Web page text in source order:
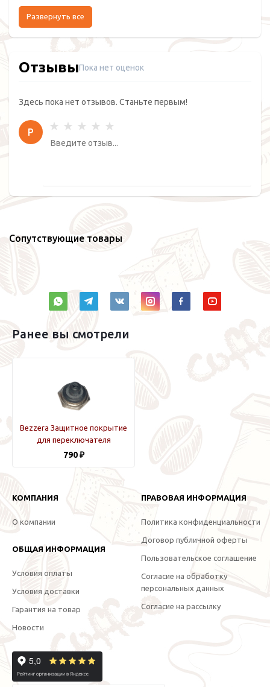
Развернуть все
ОтзывыПока нет оценок
Здесь пока нет отзывов. Станьте первым!
Р
Сопутствующие товары
Ранее вы смотрели
Bezzera Защитное покрытие
для переключателя
790 ₽
КОМПАНИЯ
О компании
ОБЩАЯ ИНФОРМАЦИЯ
Условия оплаты
Условия доставки
Гарантия на товар
Новости
ПРАВОВАЯ ИНФОРМАЦИЯ
Политика конфиденциальности
Договор публичной оферты
Пользовательское соглашение
Согласие на обработку
персональных данных
Согласие на рассылку